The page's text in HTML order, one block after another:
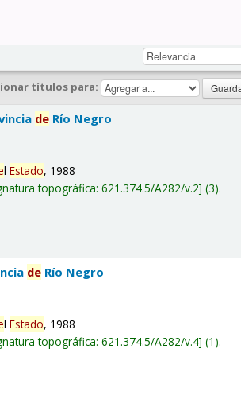
títulos para:
de Río Negro
lEstado, 1988
topográfica:621.374.5/A282/v.2 (3).
de Río Negro
lEstado, 1988
topográfica:621.374.5/A282/v.4 (1).